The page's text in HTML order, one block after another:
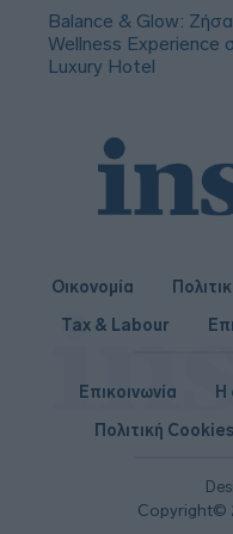
Balance & Glow:
Wellness Experience
Luxury Hotel
Οικονομία
Tax & Labour
Copyright©
Επικοινωνία Η
Πολιτική Cookies